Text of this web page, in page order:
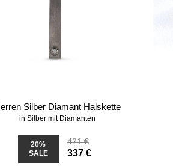
Silber Diamant Halskette
in Silber mit Diamanten
20%
SALE
421 €
337 €